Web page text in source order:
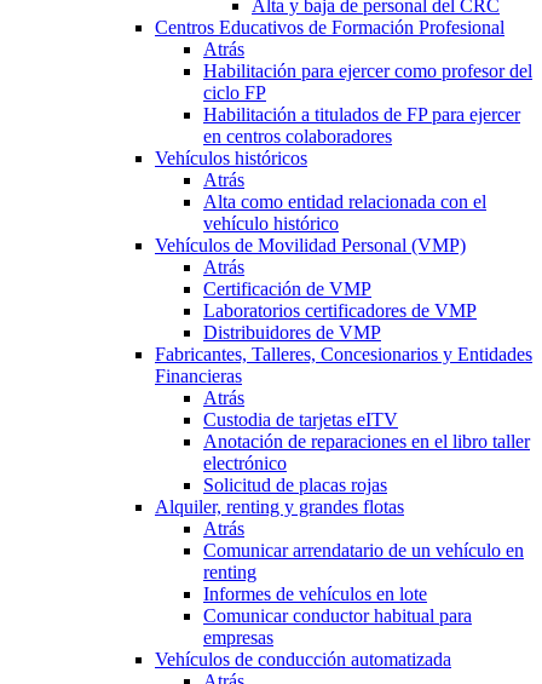
Alta y baja de personal del CRC
Centros Educativos de Formación Profesional
Atrás
Habilitación para ejercer como profesor del
ciclo FP
Habilitación a titulados de FP para ejercer
en centros colaboradores
Vehículos históricos
Atrás
Alta como entidad relacionada con el
vehículo histórico
Vehículos de Movilidad Personal (VMP)
Atrás
Certificación de VMP
Laboratorios certificadores de VMP
Distribuidores de VMP
Fabricantes, Talleres, Concesionarios y Entidades
Financieras
Atrás
Custodia de tarjetas eITV
Anotación de reparaciones en el libro taller
electrónico
Solicitud de placas rojas
Alquiler, renting y grandes flotas
Atrás
Comunicar arrendatario de un vehículo en
renting
Informes de vehículos en lote
Comunicar conductor habitual para
empresas
Vehículos de conducción automatizada